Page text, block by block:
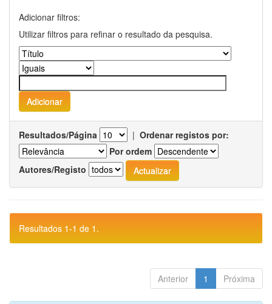
Adicionar filtros:
Utilizar filtros para refinar o resultado da pesquisa.
Resultados/Página | Ordenar registos por:
Por ordem
Autores/Registo
Resultados 1-1 de 1.
Anterior 1 Próxima